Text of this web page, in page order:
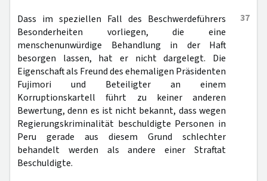
37
Dass im speziellen Fall des Beschwerdeführers
Besonderheiten vorliegen, die eine
menschenunwürdige Behandlung in der Haft
besorgen lassen, hat er nicht dargelegt. Die
Eigenschaft als Freund des ehemaligen Präsidenten
Fujimori und Beteiligter an einem
Korruptionskartell führt zu keiner anderen
Bewertung, denn es ist nicht bekannt, dass wegen
Regierungskriminalität beschuldigte Personen in
Peru gerade aus diesem Grund schlechter
behandelt werden als andere einer Straftat
Beschuldigte.